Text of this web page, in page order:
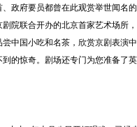
政府要员都曾在此观赏举世闻名
院联合开办的北京首家艺术场所
中国小吃和名茶，欣赏京剧表演
的惊奇。剧场还专门为您准备了